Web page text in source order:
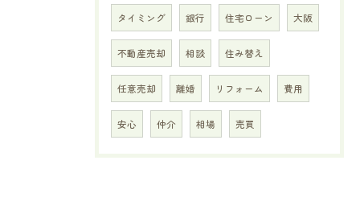
タイミング 銀行 住宅ローン 大阪
不動産売却 相談 住み替え
任意売却 離婚 リフォーム 費用
安心 仲介 相場 売買